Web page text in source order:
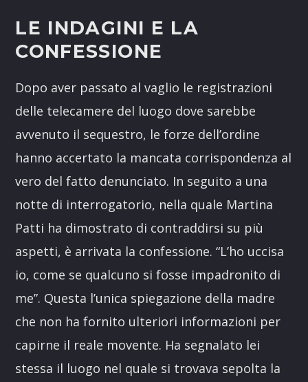
LE INDAGINI E LA
CONFESSIONE
Dopo aver passato al vaglio le registrazioni
delle telecamere del luogo dove sarebbe
avvenuto il sequestro, le forze dell’ordine
hanno accertato la mancata corrispondenza al
vero del fatto denunciato. In seguito a una
notte di interrogatorio, nella quale Martina
Patti ha dimostrato di contraddirsi su più
aspetti, è arrivata la confessione. “L’ho uccisa
io, come se qualcuno si fosse impadronito di
me”. Questa l’unica spiegazione della madre
che non ha fornito ulteriori informazioni per
capirne il reale movente. Ha segnalato lei
stessa il luogo nel quale si trovava sepolta la